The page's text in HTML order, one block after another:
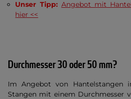
Unser Tipp: Angebot mit
hier <<
Durchmesser 30 oder 50 mm?
Im Angebot von Hantelstangen
Stangen mit einem Durchmesser